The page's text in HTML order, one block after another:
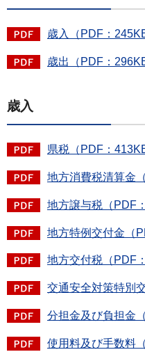
歳入（PDF：
歳出（PDF：
歳入
県税（PDF：
地方消費税清算金
地方譲与税（PDF
地方特例交付金（
地方交付税（PDF
交通安全対策特別
分担金及び負担金
使用料及び手数料